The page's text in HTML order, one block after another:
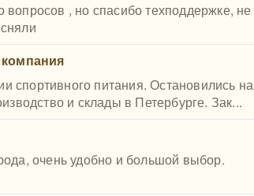
, но спасибо техподдержке, не
спортивного питания. Остановились на
и склады в Петербурге. Зак...
очень удобно и большой выбор.